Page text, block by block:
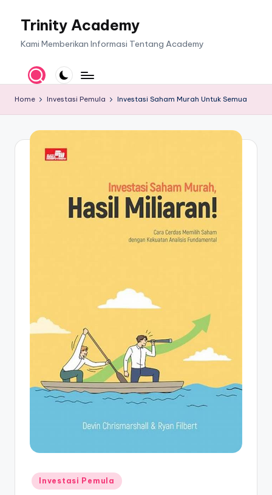
Trinity Academy
Kami Memberikan Informasi Tentang Academy
Home Investasi Pemula Investasi Saham Murah Untuk Semua
Posted
in
Investasi Pemula